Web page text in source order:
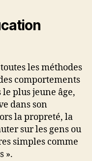
les méthodes
comportements
le plus jeune âge,
dans son
la propreté, la
sur les gens ou
simples comme
».